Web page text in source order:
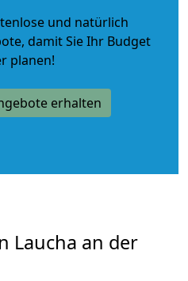
und natürlich
, damit Sie Ihr Budget
planen!
erhalten
Laucha an der